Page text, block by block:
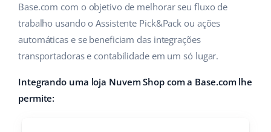
Calculadora de benefícios
Colaboração e parcerias
Parceiros Base
Contato
Français
Italiano
português (BR)
Base.com com o objetivo de melhorar seu fluxo de
trabalho usando o Assistente Pick&Pack ou ações
automáticas e se beneficiam das integrações
transportadoras e contabilidade em um só lugar.
Integrando uma loja Nuvem Shop com a Base.com lhe
permite: